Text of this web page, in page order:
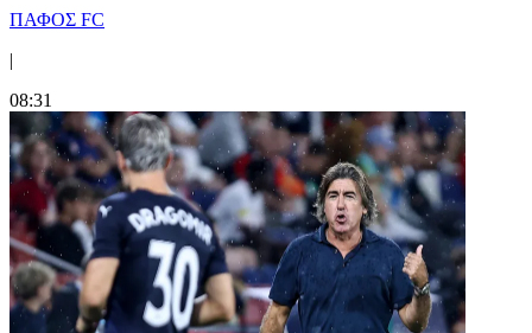
ΠΑΦΟΣ FC
|
08:31